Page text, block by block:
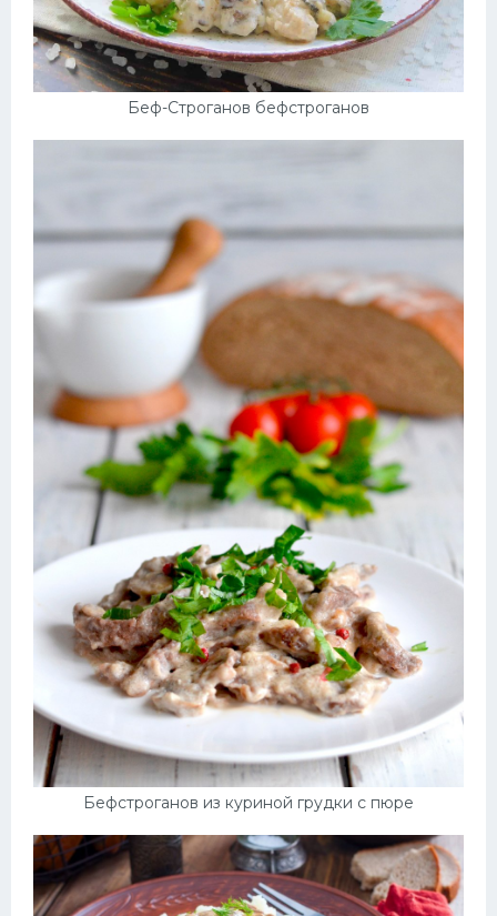
Беф-Строганов бефстроганов
Бефстроганов из куриной грудки с пюре